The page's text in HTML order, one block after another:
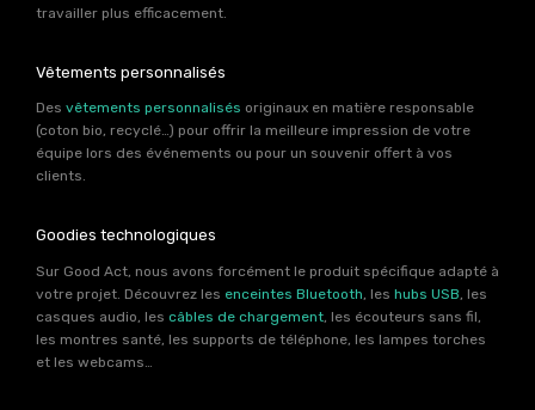
travailler plus efficacement.
Vêtements personnalisés
Des vêtements personnalisés originaux en matière responsable
(coton bio, recyclé…) pour offrir la meilleure impression de votre
équipe lors des événements ou pour un souvenir offert à vos
clients.
Goodies technologiques
Sur Good Act, nous avons forcément le produit spécifique adapté à
votre projet. Découvrez les enceintes Bluetooth , les hubs USB , les
casques audio, les câbles de chargement , les écouteurs sans fil,
les montres santé, les supports de téléphone, les lampes torches
et les webcams…